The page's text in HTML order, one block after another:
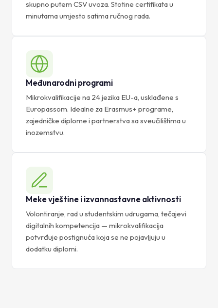
skupno putem CSV uvoza. Stotine certifikata u
minutama umjesto satima ručnog rada.
Međunarodni programi
Mikrokvalifikacije na 24 jezika EU-a, usklađene s
Europassom. Idealne za Erasmus+ programe,
zajedničke diplome i partnerstva sa sveučilištima u
inozemstvu.
Meke vještine i izvannastavne aktivnosti
Volontiranje, rad u studentskim udrugama, tečajevi
digitalnih kompetencija — mikrokvalifikacija
potvrđuje postignuća koja se ne pojavljuju u
dodatku diplomi.